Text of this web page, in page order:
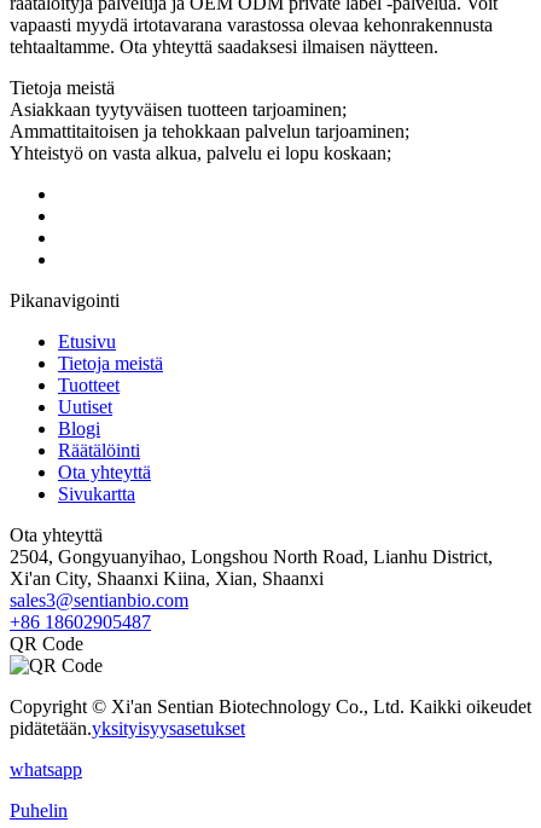
vapaasti myydä irtotavarana varastossa olevaa kehonrakennusta
tehtaaltamme. Ota yhteyttä saadaksesi ilmaisen näytteen.
Tietoja meistä
Asiakkaan tyytyväisen tuotteen tarjoaminen;
Ammattitaitoisen ja tehokkaan palvelun tarjoaminen;
Yhteistyö on vasta alkua, palvelu ei lopu koskaan;
Pikanavigointi
Etusivu
Tietoja meistä
Tuotteet
Uutiset
Blogi
Räätälöinti
Ota yhteyttä
Sivukartta
Ota yhteyttä
2504, Gongyuanyihao, Longshou North Road, Lianhu District,
Xi'an City, Shaanxi Kiina, Xian, Shaanxi
sales3@sentianbio.com
+86 18602905487
QR Code
Copyright © Xi'an Sentian Biotechnology Co., Ltd. Kaikki oikeudet
pidätetään.yksityisyysasetukset
whatsapp
Puhelin